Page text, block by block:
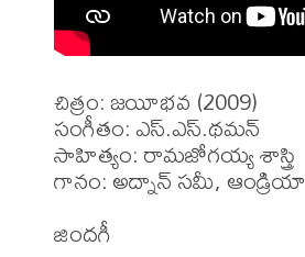
చిత్రం: జయీభవ (2009)
సంగీతం: ఎస్.ఎస్.థమన్
సాహిత్యం: రామజోగయ్య శాస్త్రి
గానం: అద్నాన్ సమీ, ఆండ్రియా